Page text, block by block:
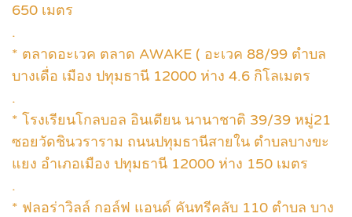
650 เมตร
.
* ตลาดอะเวค ตลาด AWAKE ( อะเวค 88/99 ตำบล
บางเดื่อ เมือง ปทุมธานี 12000 ห่าง 4.6 กิโลเมตร
.
* โรงเรียนโกลบอล อินเดียน นานาชาติ 39/39 หมู่21
ซอยวัดชินวราราม ถนนปทุมธานีสายใน ตำบลบางขะ
แยง อำเภอเมือง ปทุมธานี 12000 ห่าง 150 เมตร
.
* ฟลอร่าวิลล์ กอล์ฟ แอนด์ คันทรีคลับ 110 ตำบล บาง